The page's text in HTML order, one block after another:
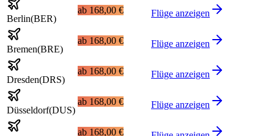
Berlin(BER)
ab 168,00 € Flüge anzeigen
Bremen(BRE)
ab 168,00 € Flüge anzeigen
Dresden(DRS)
ab 168,00 € Flüge anzeigen
Düsseldorf(DUS)
ab 168,00 € Flüge anzeigen
ab 168,00 €